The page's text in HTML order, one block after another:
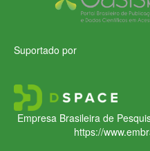
Suportado por
Empresa Brasileira de
https://